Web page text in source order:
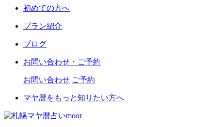
初めての方へ
プラン紹介
ブログ
お問い合わせ・ご予約
お問い合わせ ご予約
マヤ暦をもっと知りたい方へ